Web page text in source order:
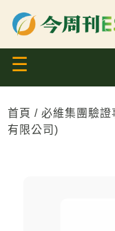
生成式AI系列課程
碳盤查服務中心
永續領袖班
☰
首頁
必維集團驗證
有限公司)